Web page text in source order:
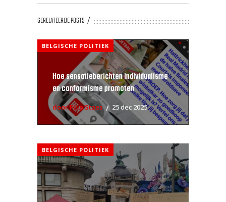
GERELATEERDE POSTS
BELGISCHE POLITIEK
Hoe sensatieberichten individualisme
en conformisme promoten
door Filip Staes 25 dec 2025
BELGISCHE POLITIEK